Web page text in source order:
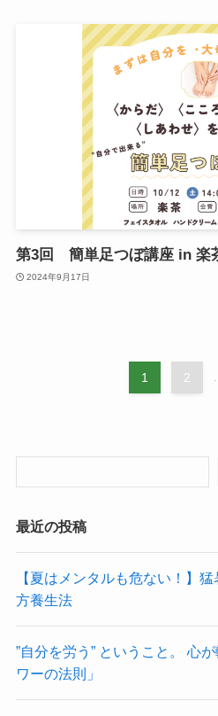
第3回 簡単足つぼ講座 in 楽
2024年9月17日
1 2
最近の投稿
【夏はメンタルも危ない！】
方養生法
”自分を労う” ということ。 心
ワーの法則」